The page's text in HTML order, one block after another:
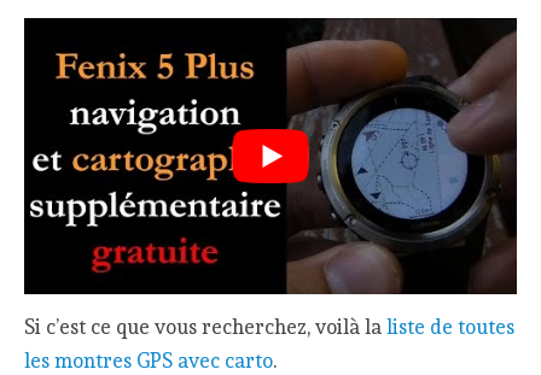
Si c’est ce que vous recherchez, voilà laliste de toutes
les montres GPS avec carto.